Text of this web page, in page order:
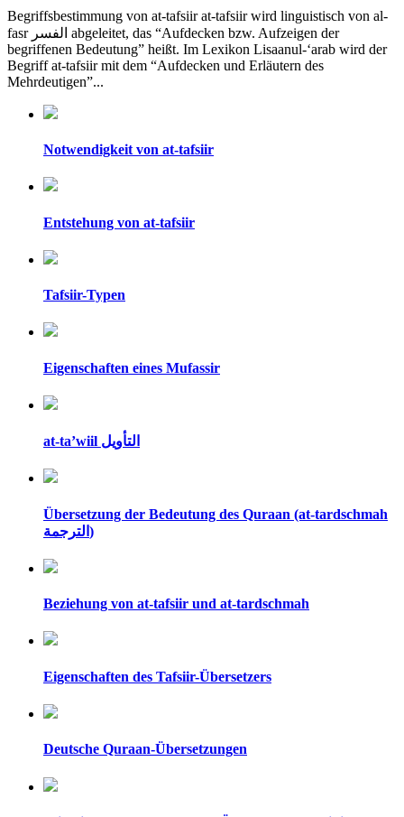
Begriffsbestimmung von at-tafsiir at-tafsiir wird linguistisch von al-
fasr الفسر abgeleitet, das “Aufdecken bzw. Aufzeigen der
begriffenen Bedeutung” heißt. Im Lexikon Lisaanul-‘arab wird der
Begriff at-tafsiir mit dem “Aufdecken und Erläutern des
Mehrdeutigen”...
Notwendigkeit von at-tafsiir
Entstehung von at-tafsiir
Tafsiir-Typen
Eigenschaften eines Mufassir
at-ta’wiil التأويل
Übersetzung der Bedeutung des Quraan (at-tardschmah
الترجمة)
Beziehung von at-tafsiir und at-tardschmah
Eigenschaften des Tafsiir-Übersetzers
Deutsche Quraan-Übersetzungen